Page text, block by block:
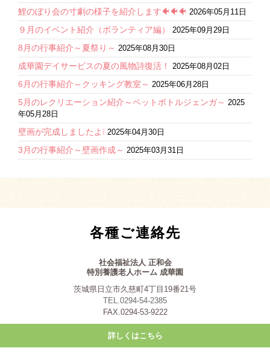
鯉のぼり会の寸劇の様子を紹介します🐠🐠🐠 2026年05月11日
９月のイベント紹介（ボランティア編） 2025年09月29日
8月の行事紹介～夏祭り～ 2025年08月30日
成華園デイサービスの夏の風物詩復活！ 2025年08月02日
6月の行事紹介～クッキング教室～ 2025年06月28日
5月のレクリエーション紹介～ペットボトルジェンガ～ 2025
年05月28日
壁画が完成しましたよ❕ 2025年04月30日
3月の行事紹介～壁画作成～ 2025年03月31日
各種ご連絡先
社会福祉法人 正和会
特別養護老人ホーム 成華園
茨城県日立市久慈町4丁目19番21号
TEL.0294-54-2385
FAX.0294-53-9222
詳しくはこちら